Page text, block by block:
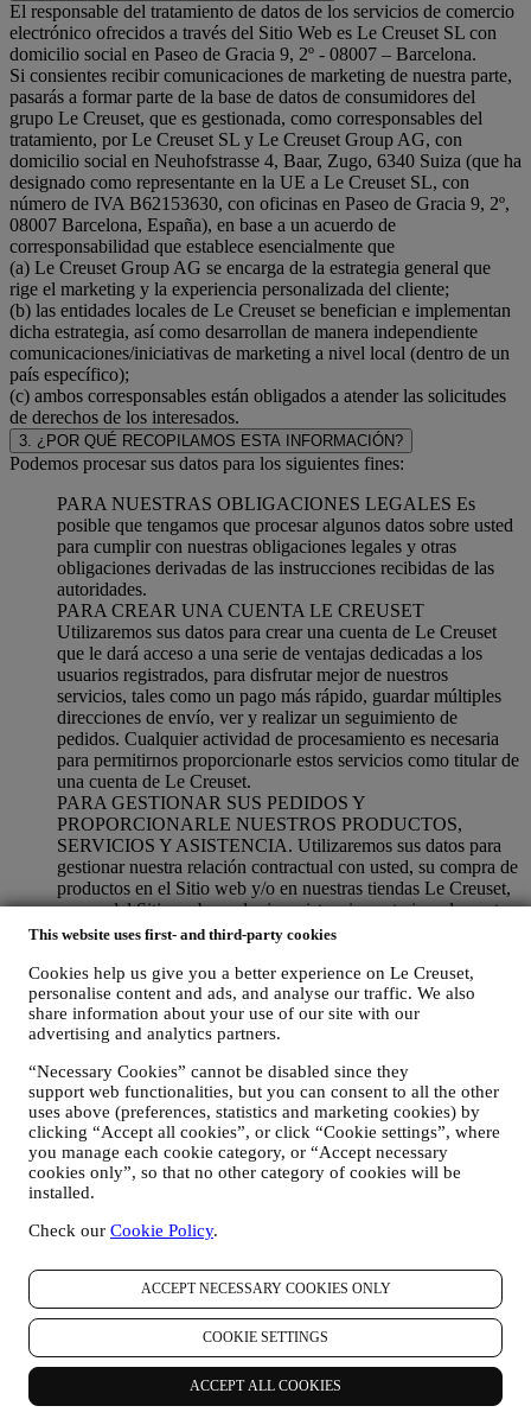
This website uses first- and third-party cookies
Cookies help us give you a better experience on Le Creuset,
personalise content and ads, and analyse our traffic. We also
share information about your use of our site with our
advertising and analytics partners.
“Necessary Cookies” cannot be disabled since they
support web functionalities, but you can consent to all the other
uses above (preferences, statistics and marketing cookies) by
clicking “Accept all cookies”, or click “Cookie settings”, where
you manage each cookie category, or “Accept necessary
cookies only”, so that no other category of cookies will be
installed.
Check our Cookie Policy.
ACCEPT NECESSARY COOKIES ONLY
COOKIE SETTINGS
ACCEPT ALL COOKIES
El responsable del tratamiento de datos de los servicios de comercio
electrónico ofrecidos a través del Sitio Web es Le Creuset SL con
domicilio social en Paseo de Gracia 9, 2º - 08007 – Barcelona.
Si consientes recibir comunicaciones de marketing de nuestra parte,
pasarás a formar parte de la base de datos de consumidores del
grupo Le Creuset, que es gestionada, como corresponsables del
tratamiento, por Le Creuset SL y Le Creuset Group AG, con
domicilio social en Neuhofstrasse 4, Baar, Zugo, 6340 Suiza (que ha
designado como representante en la UE a Le Creuset SL, con
número de IVA B62153630, con oficinas en Paseo de Gracia 9, 2º,
08007 Barcelona, España), en base a un acuerdo de
corresponsabilidad que establece esencialmente que
(a) Le Creuset Group AG se encarga de la estrategia general que
rige el marketing y la experiencia personalizada del cliente;
(b) las entidades locales de Le Creuset se benefician e implementan
dicha estrategia, así como desarrollan de manera independiente
comunicaciones/iniciativas de marketing a nivel local (dentro de un
país específico);
(c) ambos corresponsables están obligados a atender las solicitudes
de derechos de los interesados.
3. ¿POR QUÉ RECOPILAMOS ESTA INFORMACIÓN?
Podemos procesar sus datos para los siguientes fines:
PARA NUESTRAS OBLIGACIONES LEGALES Es
posible que tengamos que procesar algunos datos sobre usted
para cumplir con nuestras obligaciones legales y otras
obligaciones derivadas de las instrucciones recibidas de las
autoridades.
PARA CREAR UNA CUENTA LE CREUSET
Utilizaremos sus datos para crear una cuenta de Le Creuset
que le dará acceso a una serie de ventajas dedicadas a los
usuarios registrados, para disfrutar mejor de nuestros
servicios, tales como un pago más rápido, guardar múltiples
direcciones de envío, ver y realizar un seguimiento de
pedidos. Cualquier actividad de procesamiento es necesaria
para permitirnos proporcionarle estos servicios como titular de
una cuenta de Le Creuset.
PARA GESTIONAR SUS PEDIDOS Y
PROPORCIONARLE NUESTROS PRODUCTOS,
SERVICIOS Y ASISTENCIA. Utilizaremos sus datos para
gestionar nuestra relación contractual con usted, su compra de
productos en el Sitio web y/o en nuestras tiendas Le Creuset,
su uso del Sitio web, cualquier asistencia posterior a la venta o
su participación en nuestros concursos. Es posible que
nuestros fines administrativos relacionados con nuestra
relación contractual con usted, como contabilidad, facturación
y auditoría, verificación de tarjetas de pago, detección de
fraude, seguridad, pruebas de sistemas, mantenimiento y
necesitemos ponernos en contacto con usted por razones
administrativas u operativas. Por ejemplo, para enviarle la
confirmación de su compra. También utilizaremos sus datos
personales para responder a sus solicitudes enviadas a través
de nuestros formularios del sitio web u otros canales. Esta
actividad de procesamiento es necesaria para permitirnos
PARA INFORMARLE SOBRE NOTICIAS U OFERTAS
ha dado su consentimiento para que lo hagamos (por ejemplo,
suscribiéndose a nuestro boletín de noticias cuando usted cree
una cuenta en el Sitio web), le enviaremos comunicaciones de
marketing personalizadas y noticias sobre iniciativas
relacionadas con Le Creuset promovidas por sus filiales del
grupo, y afiliados y socios locales, también dependiendo de
sus preferencias. Nos comunicaremos con usted por correo